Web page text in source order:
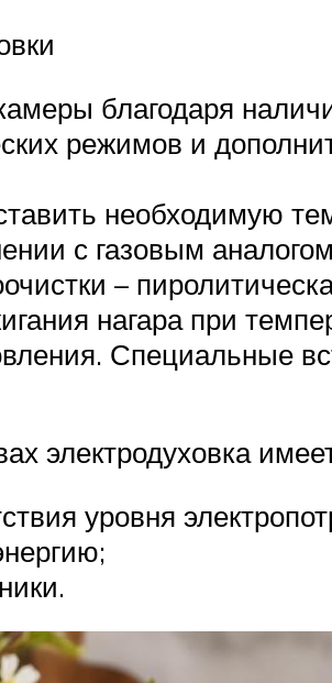
благодаря
режимов и
необходимую
с газовым
–
нагара при
Специальные
электродуховка
уровня